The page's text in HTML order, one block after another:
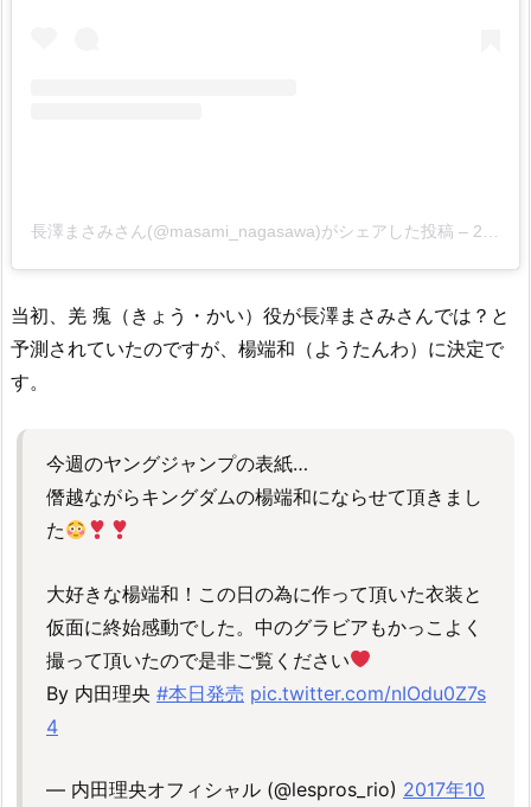
長澤まさみさん(@masami_nagasawa)がシェアした投稿 – 2017年 5月月27日午後1時31分PDT
当初、羌 瘣（きょう・かい）役が長澤まさみさんでは？と
予測されていたのですが、楊端和（ようたんわ）に決定で
す。
今週のヤングジャンプの表紙…
僭越ながらキングダムの楊端和にならせて頂きまし
た
大好きな楊端和！この日の為に作って頂いた衣装と
仮面に終始感動でした。中のグラビアもかっこよく
撮って頂いたので是非ご覧ください
By 内田理央 #本日発売 pic.twitter.com/nIOdu0Z7s
4
— 内田理央オフィシャル (@lespros_rio) 2017年10